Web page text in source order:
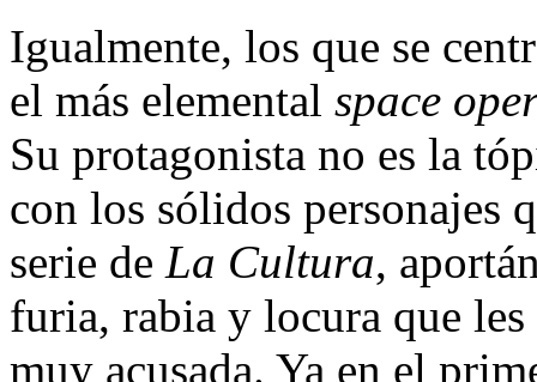
Igualmente, los que se
el más elemental space
Su protagonista no es la
con los sólidos personajes
serie de La Cultura,
furia, rabia y locura que
muy acusada. Ya en el